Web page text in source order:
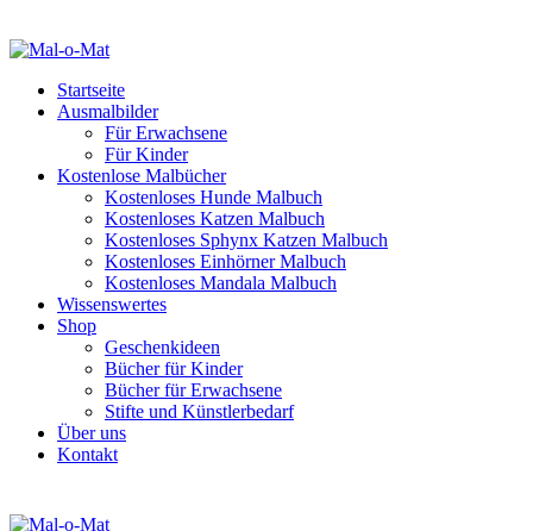
Startseite
Ausmalbilder
Für Erwachsene
Für Kinder
Kostenlose Malbücher
Kostenloses Hunde Malbuch
Kostenloses Katzen Malbuch
Kostenloses Sphynx Katzen Malbuch
Kostenloses Einhörner Malbuch
Kostenloses Mandala Malbuch
Wissenswertes
Shop
Geschenkideen
Bücher für Kinder
Bücher für Erwachsene
Stifte und Künstlerbedarf
Über uns
Kontakt